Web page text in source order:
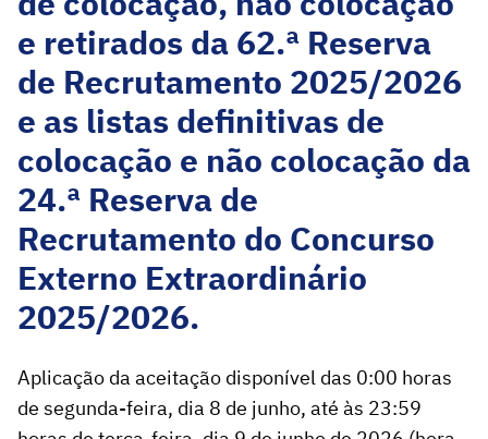
e retirados da 62.ª Reserva
de Recrutamento 2025/2026
e as listas definitivas de
colocação e não colocação da
24.ª Reserva de
Recrutamento do Concurso
Externo Extraordinário
2025/2026.
Aplicação da aceitação disponível das 0:00 horas
de segunda-feira, dia 8 de junho, até às 23:59